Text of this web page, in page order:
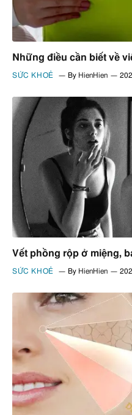
Những điều cần biết về
SỨC KHOẺ By HienHien
Vết phồng rộp ở miệng,
SỨC KHOẺ By HienHien